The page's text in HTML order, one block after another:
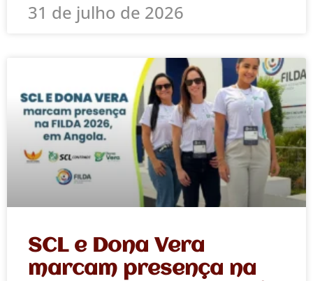
31 de julho de 2026
SCL e Dona Vera
marcam presença na